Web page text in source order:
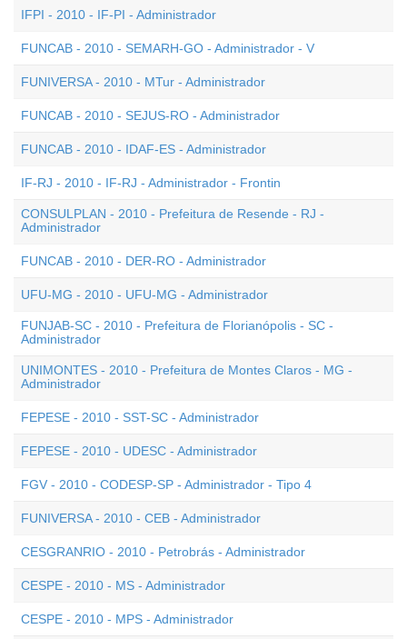
IFPI - 2010 - IF-PI - Administrador
FUNCAB - 2010 - SEMARH-GO - Administrador - V
FUNIVERSA - 2010 - MTur - Administrador
FUNCAB - 2010 - SEJUS-RO - Administrador
FUNCAB - 2010 - IDAF-ES - Administrador
IF-RJ - 2010 - IF-RJ - Administrador - Frontin
CONSULPLAN - 2010 - Prefeitura de Resende - RJ -
Administrador
FUNCAB - 2010 - DER-RO - Administrador
UFU-MG - 2010 - UFU-MG - Administrador
FUNJAB-SC - 2010 - Prefeitura de Florianópolis - SC -
Administrador
UNIMONTES - 2010 - Prefeitura de Montes Claros - MG -
Administrador
FEPESE - 2010 - SST-SC - Administrador
FEPESE - 2010 - UDESC - Administrador
FGV - 2010 - CODESP-SP - Administrador - Tipo 4
FUNIVERSA - 2010 - CEB - Administrador
CESGRANRIO - 2010 - Petrobrás - Administrador
CESPE - 2010 - MS - Administrador
CESPE - 2010 - MPS - Administrador